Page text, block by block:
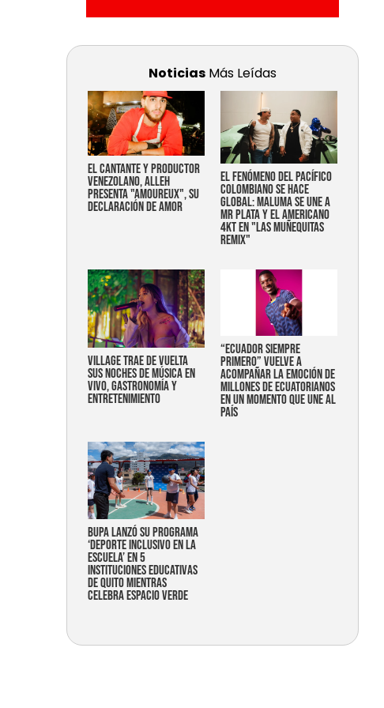
Noticias Más Leídas
EL CANTANTE Y PRODUCTOR
VENEZOLANO, ALLEH
PRESENTA "AMOUREUX", SU
DECLARACIÓN DE AMOR
EL FENÓMENO DEL PACÍFICO
COLOMBIANO SE HACE
GLOBAL: MALUMA SE UNE A
MR PLATA Y EL AMERICANO
4KT EN "LAS MUÑEQUITAS
REMIX"
Village trae de vuelta
sus noches de música en
vivo, gastronomía y
entretenimiento
“Ecuador siempre
primero” vuelve a
acompañar la emoción de
millones de ecuatorianos
en un momento que une al
país
Bupa lanzó su programa
‘Deporte Inclusivo en la
Escuela’ en 5
instituciones educativas
de Quito mientras
celebra espacio verde